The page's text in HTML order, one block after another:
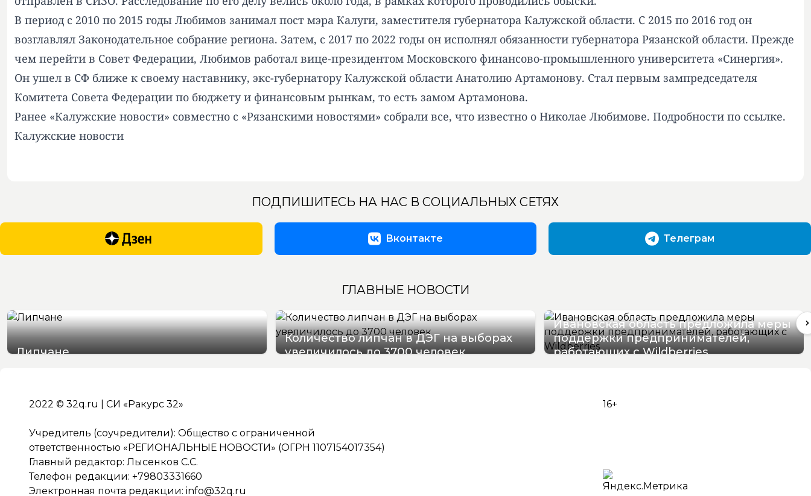
В период с 2010 по 2015 годы Любимов занимал пост мэра Калуги, заместителя губернатора Калужской области. С 2015 по 2016 год он
возглавлял Законодательное собрание региона. Затем, с 2017 по 2022 годы он исполнял обязанности губернатора Рязанской области. Прежде
чем перейти в Совет Федерации, Любимов работал вице-президентом Московского финансово-промышленного университета «Синергия».
Он ушел в СФ ближе к своему наставнику, экс-губернатору Калужской области Анатолию Артамонову. Стал первым зампредседателя
Комитета Совета Федерации по бюджету и финансовым рынкам, то есть замом Артамонова.
Ранее «Калужские новости» совместно с «Рязанскими новостями» собрали все, что известно о Николае Любимове. Подробности по ссылке.
Калужские новости
ПОДПИШИТЕСЬ НА НАС В СОЦИАЛЬНЫХ СЕТЯХ
Вконтакте Телеграм
ГЛАВНЫЕ НОВОСТИ
Липчане
Количество липчан в ДЭГ на выборах
увеличилось до 3700 человек
Ивановская область предложила меры
поддержки предпринимателей,
работающих с Wildberries
2022 © 32q.ru | СИ «Ракурс 32»
Учредитель (соучредители): Общество с ограниченной
ответственностью «РЕГИОНАЛЬНЫЕ НОВОСТИ» (ОГРН 1107154017354)
Главный редактор: Лысенков С.С.
Телефон редакции: +79803331660
Электронная почта редакции: info@32q.ru
16+